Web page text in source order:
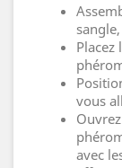
vous
avec